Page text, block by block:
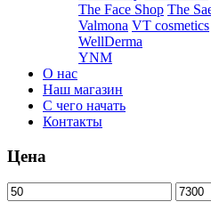
The Face Shop The
Valmona VT cosmetics
WellDerma
YNM
О нас
Наш магазин
С чего начать
Контакты
Цена